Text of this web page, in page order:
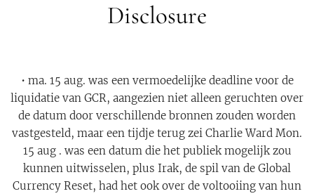
Disclosure
• ma. 15 aug. was een vermoedelijke deadline voor de
liquidatie van GCR, aangezien niet alleen geruchten over
de datum door verschillende bronnen zouden worden
vastgesteld, maar een tijdje terug zei Charlie Ward Mon.
15 aug . was een datum die het publiek mogelijk zou
kunnen uitwisselen, plus Irak, de spil van de Global
Currency Reset, had het ook over de voltooiing van hun